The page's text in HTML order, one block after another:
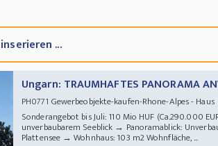
...
Ungarn: TRAUMHAFTES PANORAMA
PH0771 Gewerbeobjekte-kaufen-Rhone-Alpes - Haus
Sonderangebot bis Juli: 110 Mio HUF (Ca.290.000
unverbaubarem Seeblick → Panoramablick:
Plattensee → Wohnhaus: 103 m2 Wohnfläche, ...